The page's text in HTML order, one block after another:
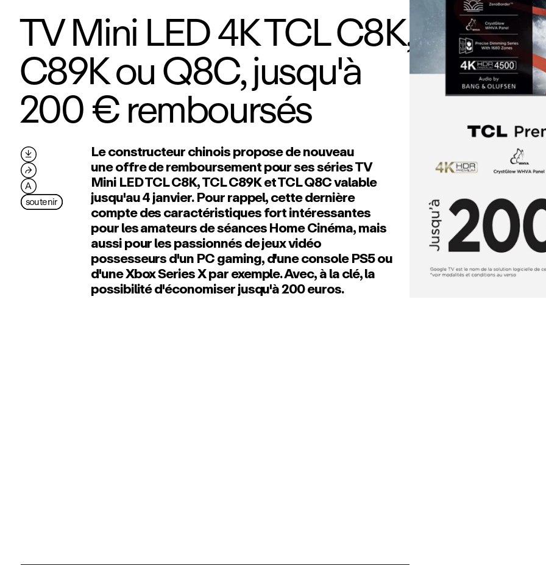
TV Mini LED 4K TCL C8K,
C89K ou Q8C, jusqu'à
200 € remboursés
Le constructeur chinois propose de nouveau
une offre de remboursement pour ses séries TV
Mini LED TCL C8K, TCL C89K et TCL Q8C valable
jusqu'au 4 janvier. Pour rappel, cette dernière
compte des caractéristiques fort intéressantes
pour les amateurs de séances Home Cinéma, mais
aussi pour les passionnés de jeux vidéo
possesseurs d'un PC gaming, d'une console PS5 ou
d'une Xbox Series X par exemple. Avec, à la clé, la
possibilité d'économiser jusqu'à 200 euros.

⮫
A
soutenir